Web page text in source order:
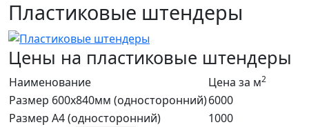
Пластиковые штендеры
Цены на пластиковые штендеры
Наименование Цена за м2
Размер 600х840мм (односторонний)6000
Размер А4 (односторонний)
1000